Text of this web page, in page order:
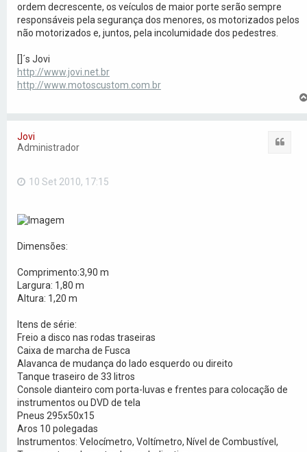
ordem decrescente, os veículos de maior porte serão sempre
responsáveis pela segurança dos menores, os motorizados pelos
não motorizados e, juntos, pela incolumidade dos pedestres.
[]´s Jovi
http://www.jovi.net.br
http://www.motoscustom.com.br
Jovi
Administrador
10 Set 2010, 17:15
Dimensões:
Comprimento:3,90 m
Largura: 1,80 m
Altura: 1,20 m
Itens de série:
Freio a disco nas rodas traseiras
Caixa de marcha de Fusca
Alavanca de mudança do lado esquerdo ou direito
Tanque traseiro de 33 litros
Console dianteiro com porta-luvas e frentes para colocação de
instrumentos ou DVD de tela
Pneus 295x50x15
Aros 10 polegadas
Instrumentos: Velocímetro, Voltímetro, Nível de Combustível,